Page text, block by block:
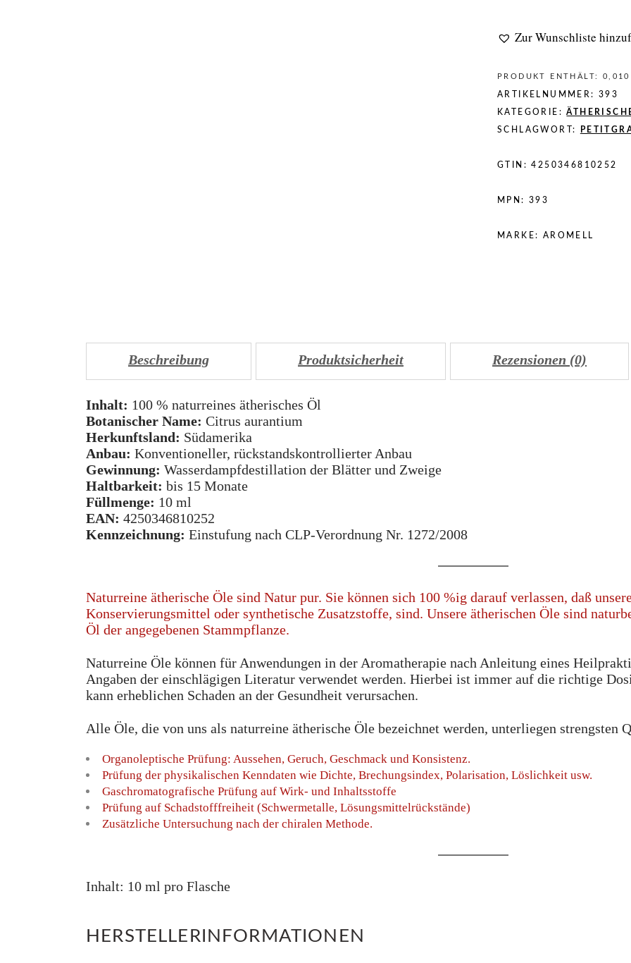
Zur Wunschliste
PRODUKT ENTHÄLT: 0,010
ARTIKELNUMMER: 393
KATEGORIE:
SCHLAGWORT:
GTIN:4250346810252
MPN: 393
MARKE: AROMELL
Beschreibung Produktsicherheit Rezensionen (0)
Inhalt: 100 % naturreines ätherisches Öl
Botanischer Name: Citrus aurantium
Herkunftsland: Südamerika
Anbau: Konventioneller, rückstandskontrollierter Anbau
Gewinnung: Wasserdampfdestillation der Blätter und Zweige
Haltbarkeit: bis 15 Monate
Füllmenge: 10 ml
EAN: 4250346810252
Kennzeichnung: Einstufung nach CLP-Verordnung Nr. 1272/2008
Naturreine ätherische Öle sind Natur pur. Sie können sich 100 %ig darauf verlassen, daß
Konservierungsmittel oder synthetische Zusatzstoffe, sind. Unsere ätherischen Öle sind
Öl der angegebenen Stammpflanze.
Naturreine Öle können für Anwendungen in der Aromatherapie nach Anleitung eines
Angaben der einschlägigen Literatur verwendet werden. Hierbei ist immer auf die richtige
kann erheblichen Schaden an der Gesundheit verursachen.
Alle Öle, die von uns als naturreine ätherische Öle bezeichnet werden, unterliegen strengsten
Organoleptische Prüfung: Aussehen, Geruch, Geschmack und Konsistenz.
Prüfung der physikalischen Kenndaten wie Dichte, Brechungsindex, Polarisation, Löslichkeit usw.
Gaschromatografische Prüfung auf Wirk- und Inhaltsstoffe
Prüfung auf Schadstofffreiheit (Schwermetalle, Lösungsmittelrückstände)
Zusätzliche Untersuchung nach der chiralen Methode.
Inhalt: 10 ml pro Flasche
HERSTELLERINFORMATIONEN